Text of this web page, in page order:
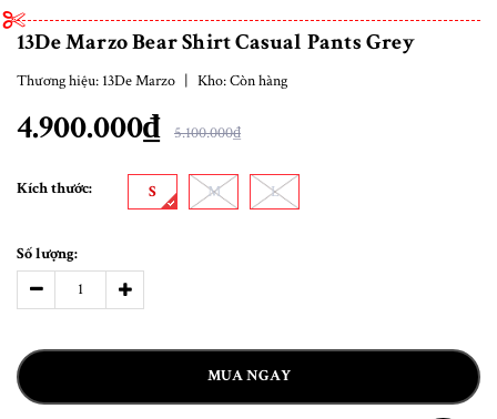
13De Marzo Bear Shirt Casual Pants Grey
Thương hiệu: 13De Marzo | Kho:Còn hàng
4.900.000₫ 5.100.000₫
Kích thước: S M L
Số lượng:
MUA NGAY